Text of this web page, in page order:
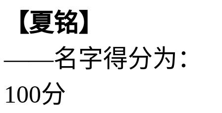
【夏铭】
——名字得分为：
100分